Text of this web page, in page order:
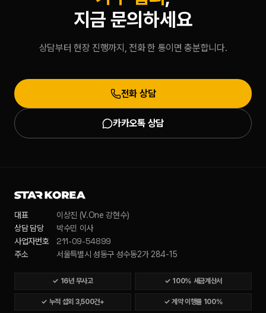
지금 문의하세요
상담부터 현장 진행까지, 전화 한 통이면 충분합니다.
전화 상담
카카오톡 상담
대표
이상진 (V.One 강현수)
상담 담당
박수민 이사
사업자번호
211-09-54899
주소 서울특별시 성동구 성수동2가 284-15
✓ 16년 무사고 ✓ 100% 세금계산서
✓ 누적 섭외 3,500건+ ✓ 계약 이행률 100%